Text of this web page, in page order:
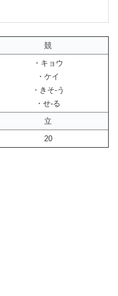
競
・キョウ
・ケイ
・きそ-う
・せ-る
立
20